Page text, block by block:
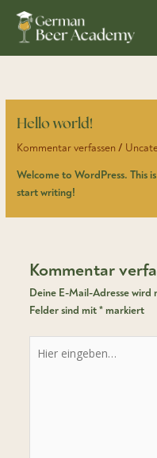
Inhalt
springen
Hello world!
Kommentar verfassen /
Welcome to WordPress. This
start writing!
Kommentar
Deine E-Mail-Adresse
Felder sind mit*markiert
eingeben…